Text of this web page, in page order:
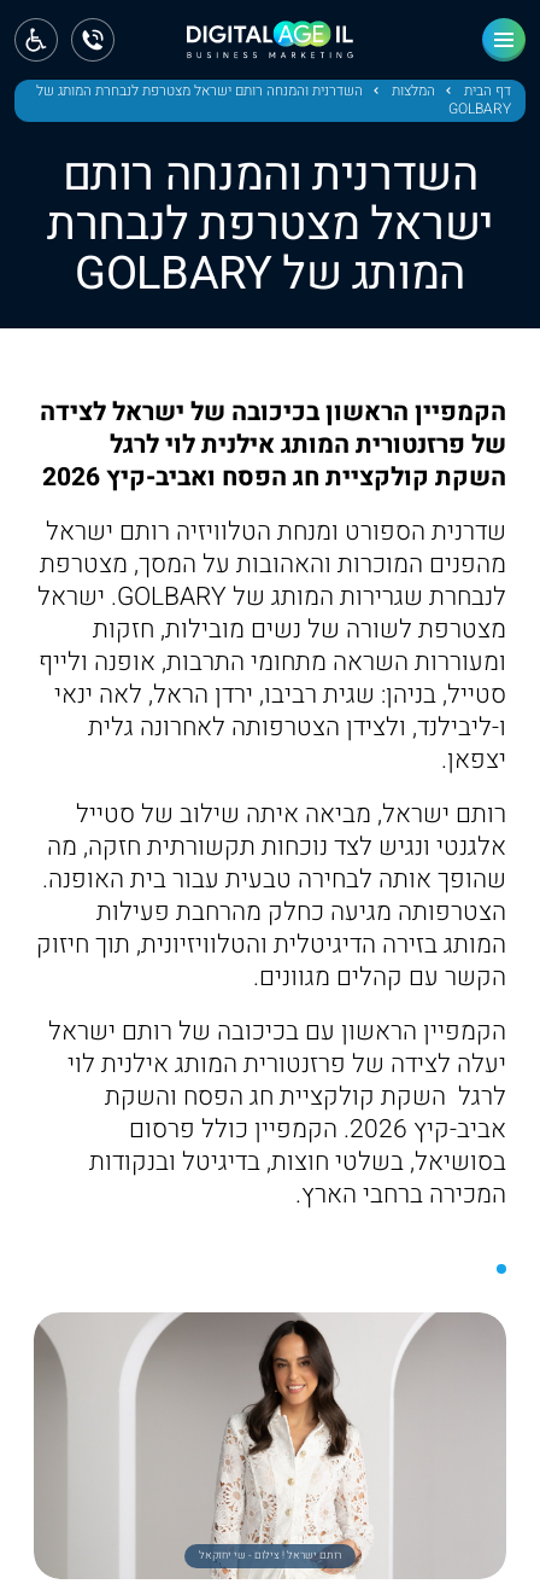
דף הבית המלצות
השדרנית והמנחה רותם ישראל מצטרפת לנבחרת המותג של
GOLBARY
השדרנית והמנחה רותם
ישראל מצטרפת לנבחרת
המותג של GOLBARY
הקמפיין הראשון בכיכובה של ישראל לצידה
של פרזנטורית המותג אילנית לוי לרגל
השקת קולקציית חג הפסח ואביב-קיץ 2026
שדרנית הספורט ומנחת הטלוויזיה רותם ישראל
מהפנים המוכרות והאהובות על המסך, מצטרפת
לנבחרת שגרירות המותג של GOLBARY. ישראל
מצטרפת לשורה של נשים מובילות, חזקות
ומעוררות השראה מתחומי התרבות, אופנה ולייף
סטייל, בניהן: שגית רביבו, ירדן הראל, לאה ינאי
ו-ליבילנד, ולצידן הצטרפותה לאחרונה גלית
יצפאן.
רותם ישראל, מביאה איתה שילוב של סטייל
אלגנטי ונגיש לצד נוכחות תקשורתית חזקה, מה
שהופך אותה לבחירה טבעית עבור בית האופנה.
הצטרפותה מגיעה כחלק מהרחבת פעילות
המותג בזירה הדיגיטלית והטלוויזיונית, תוך חיזוק
הקשר עם קהלים מגוונים.
הקמפיין הראשון עם בכיכובה של רותם ישראל
יעלה לצידה של פרזנטורית המותג אילנית לוי
לרגל השקת קולקציית חג הפסח והשקת
אביב-קיץ 2026. הקמפיין כולל פרסום
בסושיאל, בשלטי חוצות, בדיגיטל ובנקודות
המכירה ברחבי הארץ.
רותם ישראל ! צילום - שי יחזקאל
ראשי
חדשות
מחוז חיפה
מחוז מרכז
תל אביב